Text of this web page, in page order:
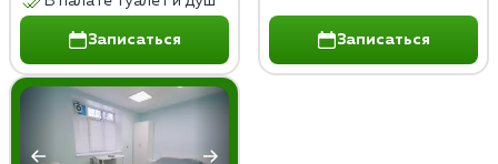
Записаться Записаться